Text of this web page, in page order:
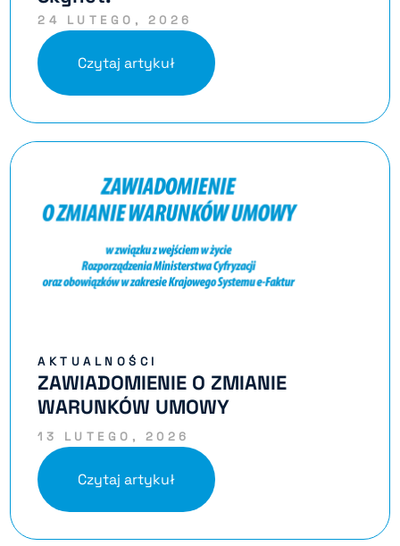
24 LUTEGO, 2026
Czytaj artykuł
AKTUALNOŚCI
ZAWIADOMIENIE O ZMIANIE
WARUNKÓW UMOWY
13 LUTEGO, 2026
Czytaj artykuł